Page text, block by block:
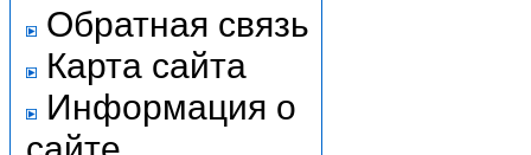
Обратная связь
Карта сайта
Информация о